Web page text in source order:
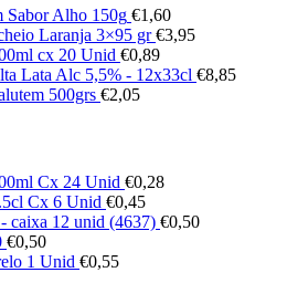
Sabor Alho 150g €1,60
Laranja 3×95 gr €3,95
cx 20 Unid €0,89
Lata Alc 5,5% - 12x33cl €8,85
500grs €2,05
Cx 24 Unid €0,28
Cx 6 Unid €0,45
caixa 12 unid (4637) €0,50
€0,50
1 Unid €0,55